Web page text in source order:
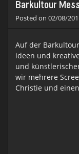
Barkultour
Posted on 02/08/
Auf der
ideen und
und
wir mehrere
Christie und